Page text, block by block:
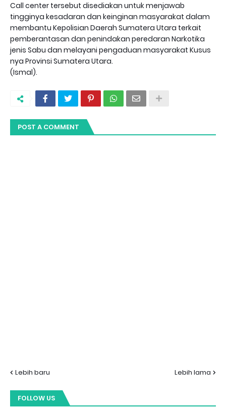
Call center tersebut disediakan untuk menjawab
tingginya kesadaran dan keinginan masyarakat dalam
membantu Kepolisian Daerah Sumatera Utara terkait
pemberantasan dan penindakan peredaran Narkotika
jenis Sabu dan melayani pengaduan masyarakat Kusus
nya Provinsi Sumatera Utara.
(Ismal).
POST A COMMENT
Lebih baru Lebih lama
FOLLOW US